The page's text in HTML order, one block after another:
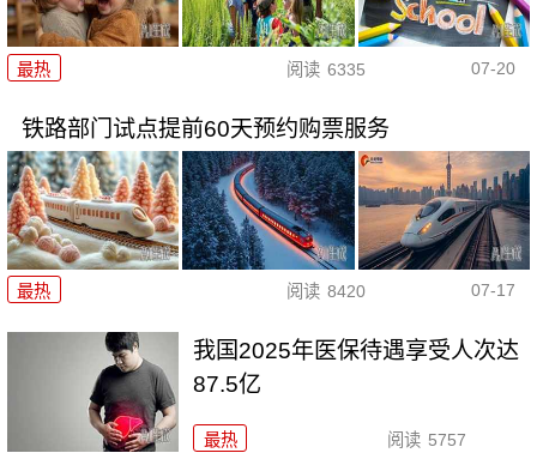
最热 阅读 6335 07-20
铁路部门试点提前60天预约购票服务
最热 阅读 8420 07-17
我国2025年医保待遇享受人次达
87.5亿
最热 阅读 5757